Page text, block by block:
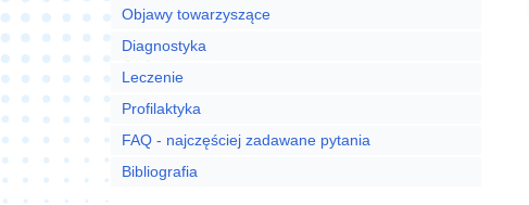
Objawy towarzyszące
Diagnostyka
Leczenie
Profilaktyka
FAQ - najczęściej zadawane pytania
Bibliografia